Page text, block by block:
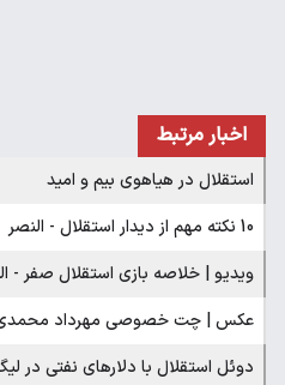
اخبار مرتبط
استقلال در هیاهوی بیم و امید
10 نکته مهم از دیدار استقلال - النصر
ویدیو | خلاصه بازی استقلال صفر -
عکس | چت خصوصی مهرداد
دوئل استقلال با دلارهای نفتی در